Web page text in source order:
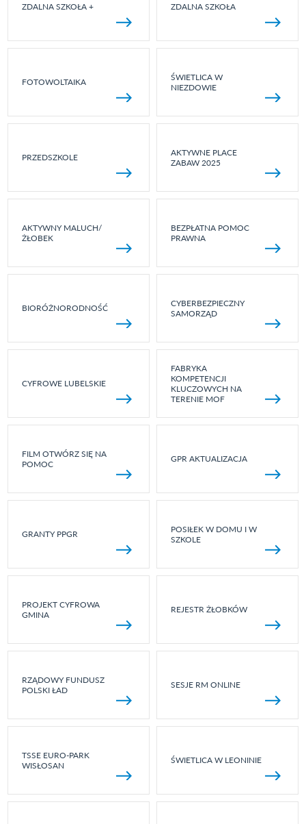
ZDALNA SZKOŁA + ZDALNA SZKOŁA
FOTOWOLTAIKA
ŚWIETLICA W
NIEZDOWIE
PRZEDSZKOLE
AKTYWNE PLACE
ZABAW 2025
AKTYWNY MALUCH/
ŻŁOBEK
BEZPŁATNA POMOC
PRAWNA
BIORÓŻNORODNOŚĆ
CYBERBEZPIECZNY
SAMORZĄD
CYFROWE LUBELSKIE
FABRYKA
KOMPETENCJI
KLUCZOWYCH NA
TERENIE MOF
FILM OTWÓRZ SIĘ NA
POMOC
GPR AKTUALIZACJA
GRANTY PPGR
POSIŁEK W DOMU I W
SZKOLE
PROJEKT CYFROWA
GMINA
REJESTR ŻŁOBKÓW
RZĄDOWY FUNDUSZ
POLSKI ŁAD
SESJE RM ONLINE
TSSE EURO-PARK
WISŁOSAN
ŚWIETLICA W LEONINIE